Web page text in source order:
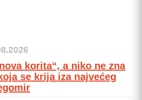
korita“, a niko ne zna
se krija iza najvećeg